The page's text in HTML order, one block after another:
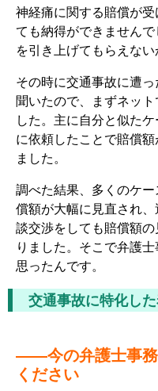
神経痛に関する賠償が
ても納得ができません
を引き上げてもらえない
その時に交通事故に遭
聞いたので、まずネッ
した。主に自分と似た
に依頼したことで賠償
ました。
調べた結果、多くのケ
償額が大幅に見直され
談交渉をしても賠償額
りました。そこで弁護
思ったんです。
交通事故に特化し
――今の弁護士事務
ください